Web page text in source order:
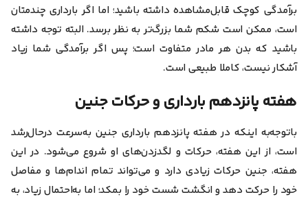
برآمدگی کوچک قابل‌مشاهده داشته باشید؛ اما اگر بارداری چندمتان
است، ممکن است شکم شما بزرگ‌تر به نظر برسد. البته توجه داشته
باشید که بدن هر مادر متفاوت است؛ پس اگر برآمدگی شما زیاد
آشکار نیست، کاملا طبیعی است.
هفته پانزدهم بارداری و حرکات جنین
باتوجه‌به اینکه در هفته پانزدهم بارداری جنین به‌سرعت درحال‌رشد
است، از این هفته، حرکات و لگدزدن‌های او شروع می‌شود. در این
هفته، جنین حرکات زیادی دارد و می‌تواند تمام اندام‌ها و مفاصل
خود را حرکت دهد و انگشت شست خود را بمکد؛ اما به‌احتمال زیاد، به